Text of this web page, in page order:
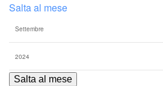
Salta al mese
Salta al mese